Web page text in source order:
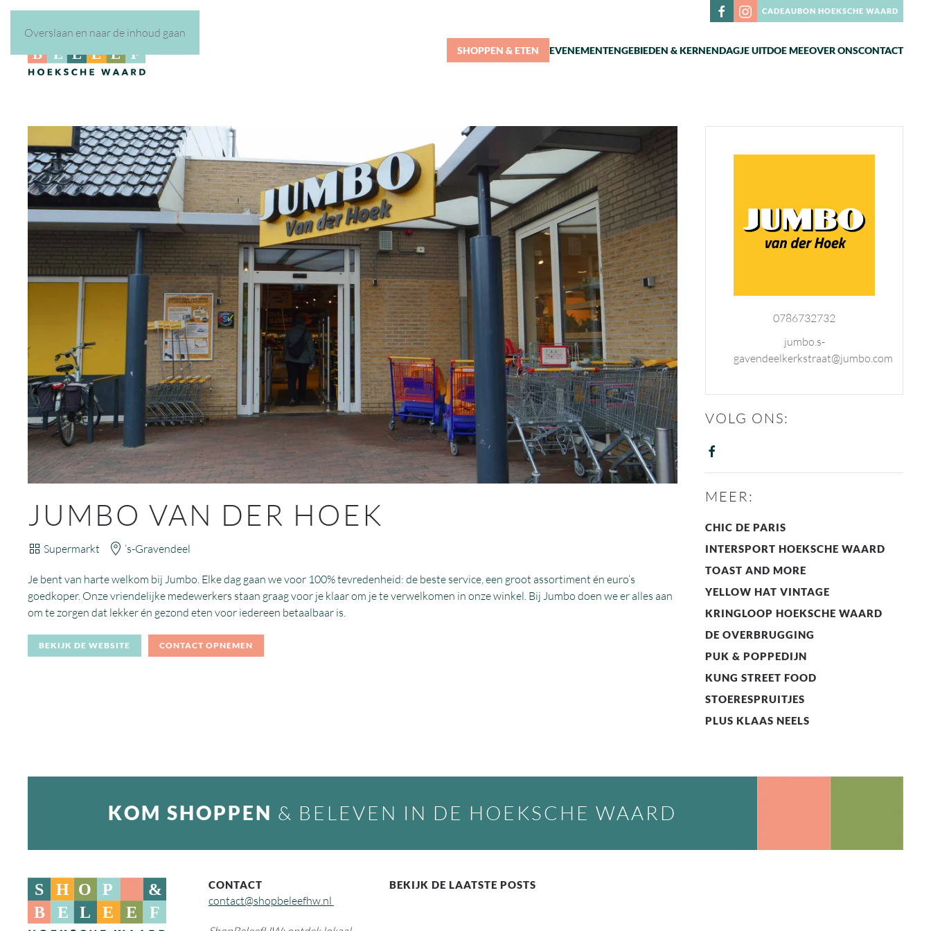
Overslaan en naar de inhoud gaan
CADEAUBON HOEKSCHE WAARD
SHOPPEN & ETEN EVENEMENTENGEBIEDEN & KERNENDAGJE UITDOE MEEOVER ONSCONTACT
JUMBO VAN DER HOEK
Supermarkt ‘s-Gravendeel
Je bent van harte welkom bij Jumbo. Elke dag gaan we voor 100% tevredenheid: de beste service, een groot assortiment én euro’s
goedkoper. Onze vriendelijke medewerkers staan graag voor je klaar om je te verwelkomen in onze winkel. Bij Jumbo doen we er alles aan
om te zorgen dat lekker én gezond eten voor iedereen betaalbaar is.
BEKIJK DE WEBSITE CONTACT OPNEMEN
0786732732
jumbo.s-
gavendeelkerkstraat@jumbo.com
VOLG ONS:
MEER:
CHIC DE PARIS
INTERSPORT HOEKSCHE WAARD
TOAST AND MORE
YELLOW HAT VINTAGE
KRINGLOOP HOEKSCHE WAARD
DE OVERBRUGGING
PUK & POPPEDIJN
KUNG STREET FOOD
STOERESPRUITJES
PLUS KLAAS NEELS
KOM SHOPPEN & BELEVEN IN DE HOEKSCHE WAARD
CONTACT
contact@shopbeleefhw.nl
BEKIJK DE LAATSTE POSTS